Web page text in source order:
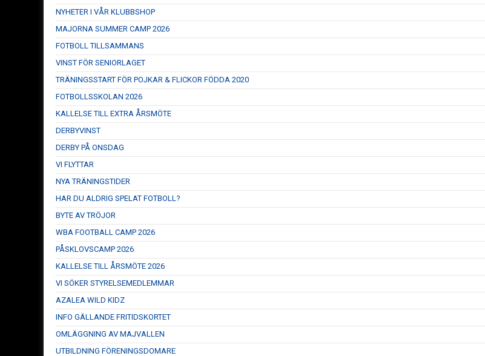
NYHETER I VÅR KLUBBSHOP
MAJORNA SUMMER CAMP 2026
FOTBOLL TILLSAMMANS
VINST FÖR SENIORLAGET
TRÄNINGSSTART FÖR POJKAR & FLICKOR FÖDDA 2020
FOTBOLLSSKOLAN 2026
KALLELSE TILL EXTRA ÅRSMÖTE
DERBYVINST
DERBY PÅ ONSDAG
VI FLYTTAR
NYA TRÄNINGSTIDER
HAR DU ALDRIG SPELAT FOTBOLL?
BYTE AV TRÖJOR
WBA FOOTBALL CAMP 2026
PÅSKLOVSCAMP 2026
KALLELSE TILL ÅRSMÖTE 2026
VI SÖKER STYRELSEMEDLEMMAR
AZALEA WILD KIDZ
INFO GÄLLANDE FRITIDSKORTET
OMLÄGGNING AV MAJVALLEN
UTBILDNING FÖRENINGSDOMARE